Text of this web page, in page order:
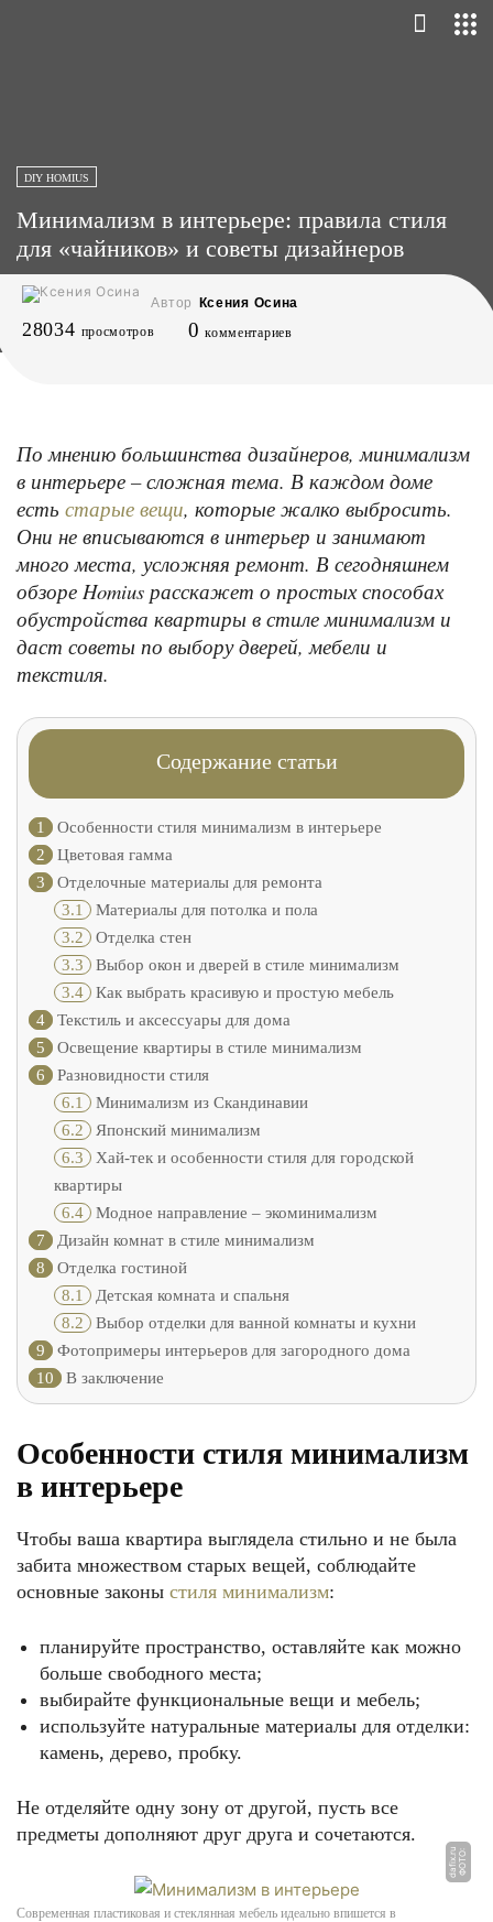
DIY HOMIUS
Минимализм в интерьере: правила стиля
для «чайников» и советы дизайнеров
Автор Ксения Осина
28034 просмотров 0 комментариев
По мнению большинства дизайнеров, минимализм
в интерьере – сложная тема. В каждом доме
есть старые вещи, которые жалко выбросить.
Они не вписываются в интерьер и занимают
много места, усложняя ремонт. В сегодняшнем
обзоре Homius расскажет о простых способах
обустройства квартиры в стиле минимализм и
даст советы по выбору дверей, мебели и
текстиля.
Содержание статьи
1
Особенности стиля минимализм в интерьере
2
Цветовая гамма
3
Отделочные материалы для ремонта
3.1 Материалы для потолка и пола
3.2 Отделка стен
3.3 Выбор окон и дверей в стиле минимализм
3.4 Как выбрать красивую и простую мебель
4
Текстиль и аксессуары для дома
5
Освещение квартиры в стиле минимализм
6
Разновидности стиля
6.1 Минимализм из Скандинавии
6.2 Японский минимализм
6.3 Хай-тек и особенности стиля для городской
квартиры
6.4 Модное направление – экоминимализм
7
Дизайн комнат в стиле минимализм
8
Отделка гостиной
8.1 Детская комната и спальня
8.2 Выбор отделки для ванной комнаты и кухни
9
Фотопримеры интерьеров для загородного дома
10
В заключение
Особенности стиля минимализм
в интерьере
Чтобы ваша квартира выглядела стильно и не была
забита множеством старых вещей, соблюдайте
основные законы стиля минимализм:
планируйте пространство, оставляйте как можно
больше свободного места;
выбирайте функциональные вещи и мебель;
используйте натуральные материалы для отделки:
камень, дерево, пробку.
Не отделяйте одну зону от другой, пусть все
предметы дополняют друг друга и сочетаются.
Ф
О
Т
О:
d
a
fi
x.
r
u
Современная пластиковая и стеклянная мебель идеально впишется в